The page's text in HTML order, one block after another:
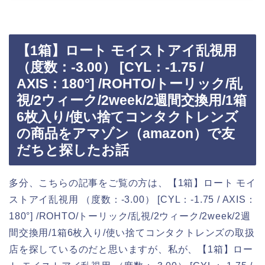
【1箱】ロート モイストアイ乱視用
（度数：-3.00） [CYL：-1.75 /
AXIS：180°] /ROHTO/トーリック/乱
視/2ウィーク/2week/2週間交換用/1箱
6枚入り/使い捨てコンタクトレンズ
の商品をアマゾン（amazon）で友
だちと探したお話
多分、こちらの記事をご覧の方は、【1箱】ロート モイ
ストアイ乱視用 （度数：-3.00） [CYL：-1.75 / AXIS：
180°] /ROHTO/トーリック/乱視/2ウィーク/2week/2週
間交換用/1箱6枚入り/使い捨てコンタクトレンズの取扱
店を探しているのだと思いますが、私が、【1箱】ロー